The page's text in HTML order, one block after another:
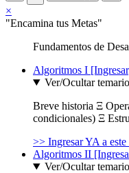
×
"Encamina tus Metas"
Fundamentos de
Algoritmos I
Ver/Ocultar temario
Breve historia Ξ
condicionales) Ξ
>> Ingresar YA a
Algoritmos II
Ver/Ocultar temario